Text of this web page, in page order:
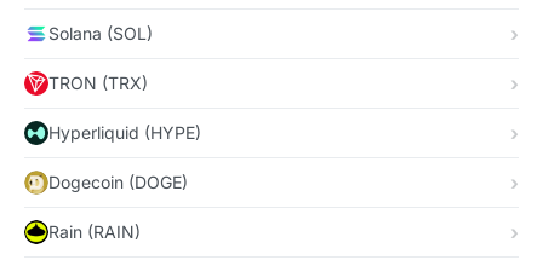
Solana (SOL)
TRON (TRX)
Hyperliquid (HYPE)
Dogecoin (DOGE)
Rain (RAIN)